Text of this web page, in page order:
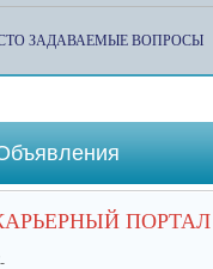
ЗАДАВАЕМЫЕ ВОПРОСЫ
ПОРТАЛ